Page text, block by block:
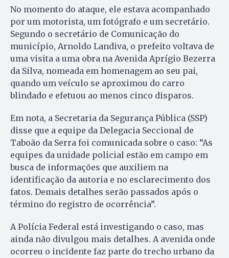
No momento do ataque, ele estava acompanhado
por um motorista, um fotógrafo e um secretário.
Segundo o secretário de Comunicação do
município, Arnoldo Landiva, o prefeito voltava de
uma visita a uma obra na Avenida Aprígio Bezerra
da Silva, nomeada em homenagem ao seu pai,
quando um veículo se aproximou do carro
blindado e efetuou ao menos cinco disparos.
Em nota, a Secretaria da Segurança Pública (SSP)
disse que a equipe da Delegacia Seccional de
Taboão da Serra foi comunicada sobre o caso: “As
equipes da unidade policial estão em campo em
busca de informações que auxiliem na
identificação da autoria e no esclarecimento dos
fatos. Demais detalhes serão passados após o
término do registro de ocorrência”.
A Polícia Federal está investigando o caso, mas
ainda não divulgou mais detalhes. A avenida onde
ocorreu o incidente faz parte do trecho urbano da